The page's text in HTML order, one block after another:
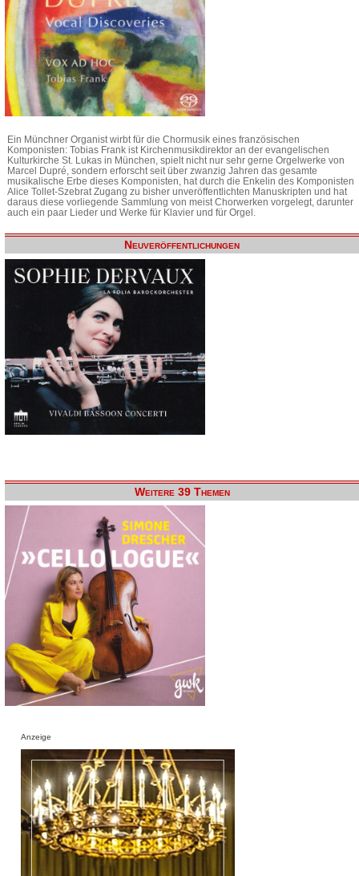
Ein Münchner Organist wirbt für die Chormusik eines französischen
Komponisten: Tobias Frank ist Kirchenmusikdirektor an der evangelischen
Kulturkirche St. Lukas in München, spielt nicht nur sehr gerne Orgelwerke von
Marcel Dupré, sondern erforscht seit über zwanzig Jahren das gesamte
musikalische Erbe dieses Komponisten, hat durch die Enkelin des Komponisten
Alice Tollet-Szebrat Zugang zu bisher unveröffentlichten Manuskripten und hat
daraus diese vorliegende Sammlung von meist Chorwerken vorgelegt, darunter
auch ein paar Lieder und Werke für Klavier und für Orgel.
Neuveröffentlichungen
Weitere 39 Themen
Anzeige